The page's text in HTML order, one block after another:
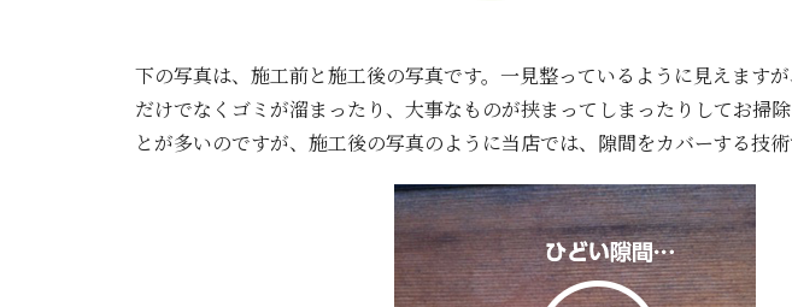
下の写真は、施工前と施工後の写真です。一見整っているように見えます
だけでなくゴミが溜まったり、大事なものが挟まってしまったりしてお掃
とが多いのですが、施工後の写真のように当店では、隙間をカバーする技